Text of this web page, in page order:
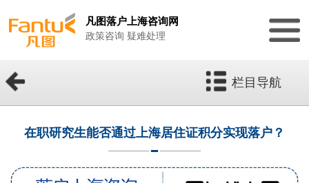
凡图落户上海咨询网
政策咨询 疑难处理
栏目导航
在职研究生能否通过上海居住证积分实现落户？